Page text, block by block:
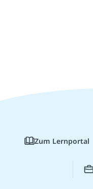
Zum Lernportal